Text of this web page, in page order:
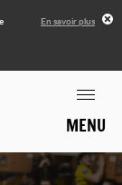
En savoir plus
MENU